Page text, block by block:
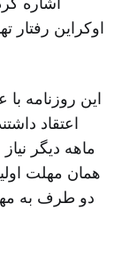
اوکراین رفتار
این روزنامه با
اعتقاد
ماهه دیگر
همان مهلت
دو طرف به